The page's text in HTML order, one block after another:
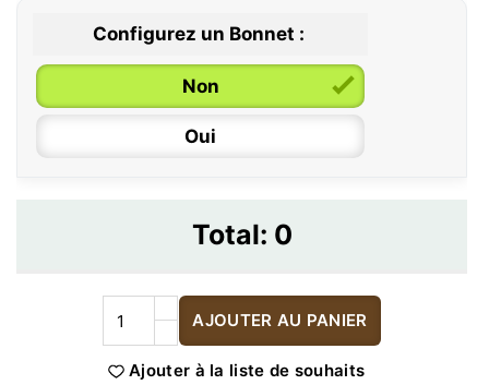
Configurez un Bonnet :
Non
Oui
Total: 0
AJOUTER AU PANIER
Ajouter à la liste de souhaits